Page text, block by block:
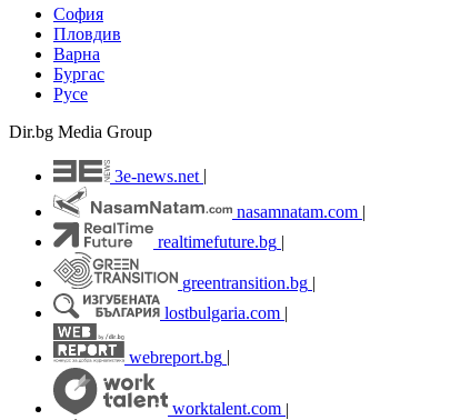
София
Пловдив
Варна
Бургас
Русе
Dir.bg Media Group
3e-news.net
nasamnatam.com |
realtimefuture.bg |
greentransition.bg |
lostbulgaria.com |
webreport.bg
worktalent.com |